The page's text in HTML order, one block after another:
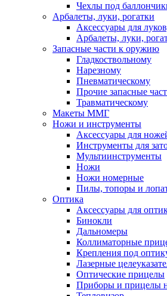
Чехлы под
Арбалеты, луки, рогатки
Аксессуары для
Арбалеты, луки,
Запасные части к оружию
Гладкоствольному
Нарезному
Пневматическому
Прочие запасные
Травматическому
Макеты ММГ
Ножи и инструменты
Аксессуары для
Инструменты для
Мультиинструменты
Ножи
Ножи номерные
Пилы, топоры и
Оптика
Аксессуары для
Бинокли
Дальномеры
Коллиматорные
Крепления под
Лазерные
Оптические прицелы
Приборы и прицелы